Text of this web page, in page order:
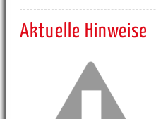
Aktuelle Hinweise